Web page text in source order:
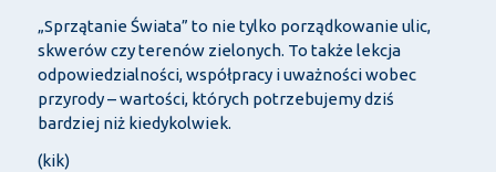
„Sprzątanie Świata” to nie tylko porządkowanie ulic,
skwerów czy terenów zielonych. To także lekcja
odpowiedzialności, współpracy i uważności wobec
przyrody – wartości, których potrzebujemy dziś
bardziej niż kiedykolwiek.
(kik)